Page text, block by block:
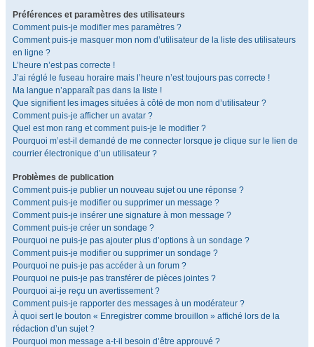
Préférences et paramètres des utilisateurs
Comment puis-je modifier mes paramètres ?
Comment puis-je masquer mon nom d’utilisateur de la liste des utilisateurs
en ligne ?
L’heure n’est pas correcte !
J’ai réglé le fuseau horaire mais l’heure n’est toujours pas correcte !
Ma langue n’apparaît pas dans la liste !
Que signifient les images situées à côté de mon nom d’utilisateur ?
Comment puis-je afficher un avatar ?
Quel est mon rang et comment puis-je le modifier ?
Pourquoi m’est-il demandé de me connecter lorsque je clique sur le lien de
courrier électronique d’un utilisateur ?
Problèmes de publication
Comment puis-je publier un nouveau sujet ou une réponse ?
Comment puis-je modifier ou supprimer un message ?
Comment puis-je insérer une signature à mon message ?
Comment puis-je créer un sondage ?
Pourquoi ne puis-je pas ajouter plus d’options à un sondage ?
Comment puis-je modifier ou supprimer un sondage ?
Pourquoi ne puis-je pas accéder à un forum ?
Pourquoi ne puis-je pas transférer de pièces jointes ?
Pourquoi ai-je reçu un avertissement ?
Comment puis-je rapporter des messages à un modérateur ?
À quoi sert le bouton « Enregistrer comme brouillon » affiché lors de la
rédaction d’un sujet ?
Pourquoi mon message a-t-il besoin d’être approuvé ?